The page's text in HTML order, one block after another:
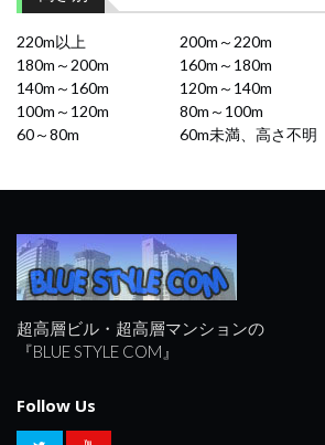
220m以上
200m～220m
180m～200m
160m～180m
140m～160m
120m～140m
100m～120m
80m～100m
60～80m
60m未満、高さ不明
超高層ビル・超高層マンションの
『BLUE STYLE COM』
Follow Us